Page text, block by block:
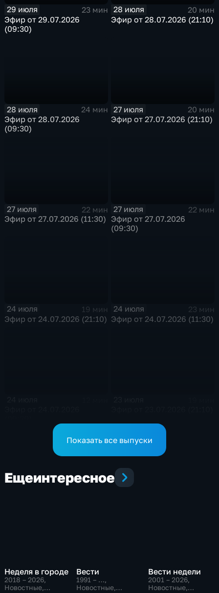
29 июля
23 мин
Эфир от 29.07.2026
(09:30)
28 июля
20 мин
Эфир от 28.07.2026 (21:10)
28 июля
24 мин
Эфир от 28.07.2026
(09:30)
27 июля
20 мин
Эфир от 27.07.2026 (21:10)
27 июля
22 мин
Эфир от 27.07.2026 (11:30)
27 июля
22 мин
Эфир от 27.07.2026
(09:30)
24 июля
19 мин
Эфир от 24.07.2026 (21:10)
24 июля
23 мин
Эфир от 24.07.2026 (11:30)
Показать все выпуски
Ещеинтересное
Неделя в городе
2018 – 2026,
Новостные,
Вести
1991 – …,
Новостные,
Вести недели
2001 – 2026,
Новостные,